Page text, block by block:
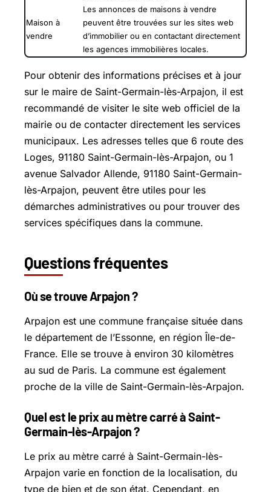
Maison à
vendre
Les annonces de maisons à vendre
peuvent être trouvées sur les sites web
d’immobilier ou en contactant directement
les agences immobilières locales.
Pour obtenir des informations précises et à jour
sur le maire de Saint-Germain-lès-Arpajon, il est
recommandé de visiter le site web officiel de la
mairie ou de contacter directement les services
municipaux. Les adresses telles que 6 route des
Loges, 91180 Saint-Germain-lès-Arpajon, ou 1
avenue Salvador Allende, 91180 Saint-Germain-
lès-Arpajon, peuvent être utiles pour les
démarches administratives ou pour trouver des
services spécifiques dans la commune.
Questions fréquentes
Où se trouve Arpajon ?
Arpajon est une commune française située dans
le département de l’Essonne, en région Île-de-
France. Elle se trouve à environ 30 kilomètres
au sud de Paris. La commune est également
proche de la ville de Saint-Germain-lès-Arpajon.
Quel est le prix au mètre carré à Saint-
Germain-lès-Arpajon ?
Le prix au mètre carré à Saint-Germain-lès-
Arpajon varie en fonction de la localisation, du
type de bien et de son état. Cependant, en